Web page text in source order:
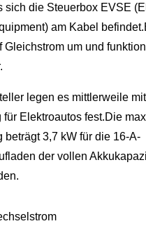
sich die Steuerbox EVSE
am Kabel
Gleichstrom um und
legen es mittlerweile
für Elektroautos fest.Die
beträgt 3,7 kW für die 16-A-
der vollen